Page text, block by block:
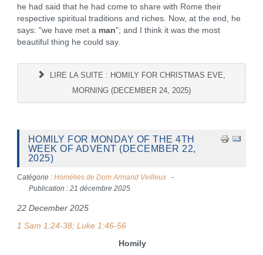
he had said that he had come to share with Rome their
respective spiritual traditions and riches. Now, at the end, he
says: "we have met a man"; and I think it was the most
beautiful thing he could say.
LIRE LA SUITE : HOMILY FOR CHRISTMAS EVE,
MORNING (DECEMBER 24, 2025)
HOMILY FOR MONDAY OF THE 4TH
WEEK OF ADVENT (DECEMBER 22,
2025)
Catégorie : Homélies de Dom Armand Veilleux
Publication : 21 décembre 2025
22 December 2025
1 Sam 1:24-38; Luke 1:46-56
Homily